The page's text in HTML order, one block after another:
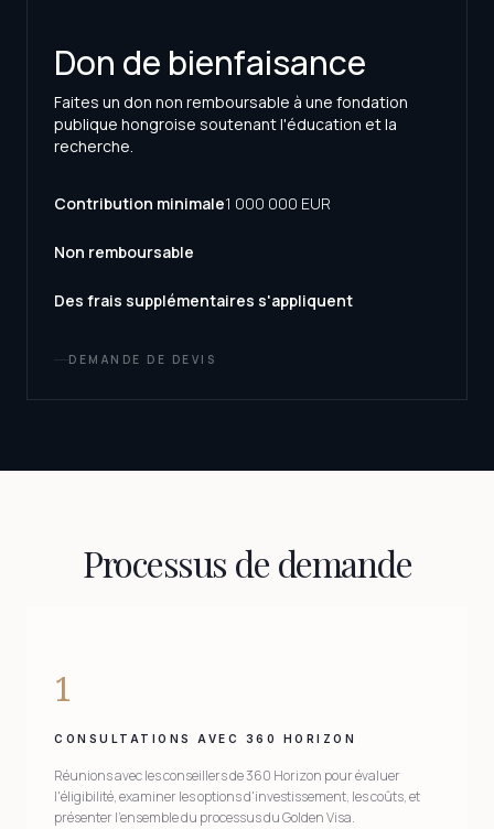
Don de bienfaisance
Faites un don non remboursable à une fondation
publique hongroise soutenant l'éducation et la
recherche.
Contribution minimale1 000 000 EUR
Non remboursable
Des frais supplémentaires s'appliquent
DEMANDE DE DEVIS
Processus de demande
1
CONSULTATIONS AVEC 360 HORIZON
Réunions avec les conseillers de 360 Horizon pour évaluer
l'éligibilité, examiner les options d'investissement, les coûts, et
présenter l'ensemble du processus du Golden Visa.